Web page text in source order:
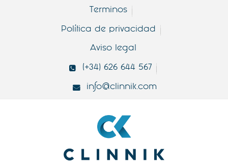
Terminos
Política de privacidad
Aviso legal
(+34) 626 644 567
info@clinnik.com